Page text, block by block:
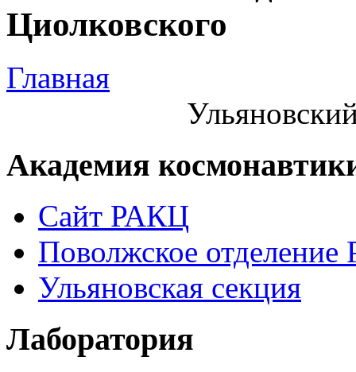
Циолковского
Главная
Академия
Сайт РАКЦ
Поволжское
Ульяновская секция
Лаборатория